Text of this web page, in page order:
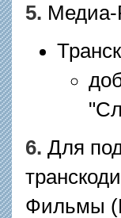
5. Медиа-
6. Для
Фильмы